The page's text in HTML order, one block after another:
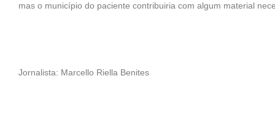
mas o município do paciente contribuiria com algum material
Jornalista: Marcello Riella Benites